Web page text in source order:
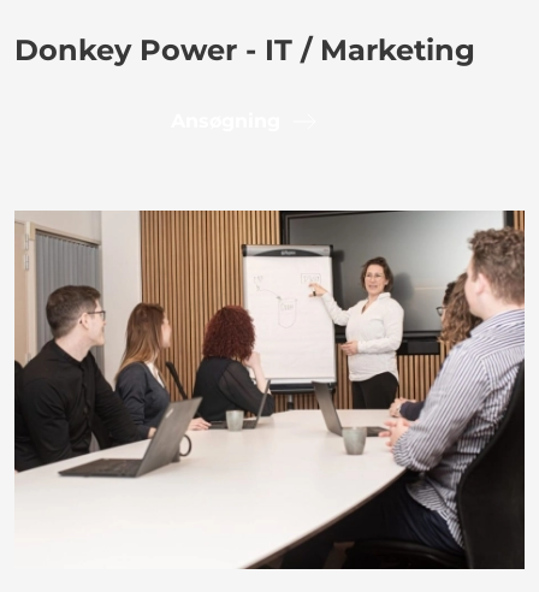
Donkey Power - IT / Marketing